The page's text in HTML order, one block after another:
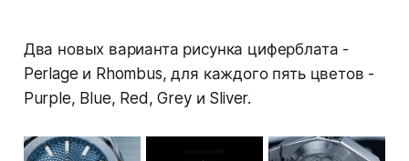
Два новых варианта рисунка циферблата -
Perlage и Rhombus, для каждого пять цветов -
Purple, Blue, Red, Grey и Sliver.